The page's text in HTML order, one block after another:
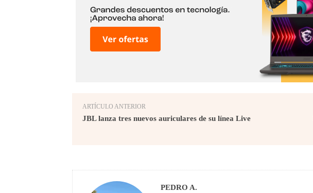
ARTÍCULO ANTERIOR
JBL lanza tres nuevos auriculares de su línea Live
PEDRO A.